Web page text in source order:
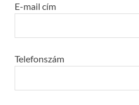
E-mail cím
Telefonszám